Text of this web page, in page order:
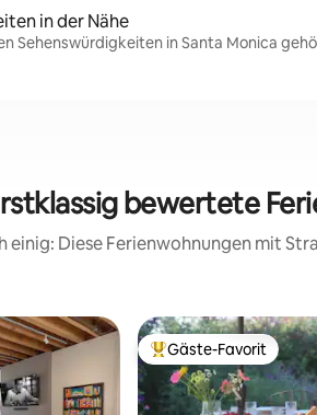
in der Nähe
Sehenswürdigkeiten in Santa Monica
bewertete
einig: Diese Ferienwohnungen mit
Beliebter Gäste-
Gäste-Favorit